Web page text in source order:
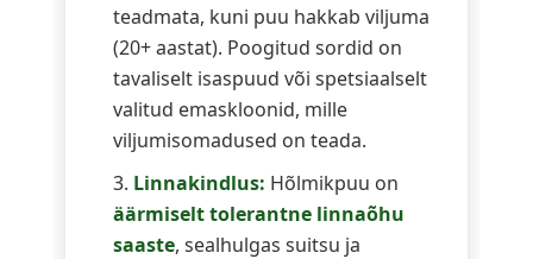
teadmata, kuni puu hakkab viljuma
(20+ aastat). Poogitud sordid on
tavaliselt isaspuud või spetsiaalselt
valitud emaskloonid, mille
viljumisomadused on teada.
Linnakindlus: Hõlmikpuu on
äärmiselt tolerantne linnaõhu
saaste, sealhulgas suitsu ja